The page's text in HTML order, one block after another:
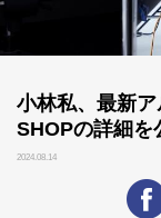
小林私、最新
SHOPの詳細を
2024.08.14